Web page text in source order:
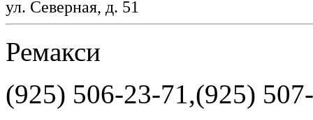
ул. Северная, д. 51
Ремакси
(925) 506-23-71,(925)